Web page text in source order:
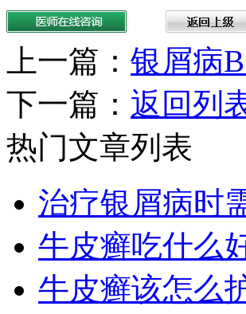
上一篇： 银屑病
下一篇： 返回列
热门文章列表
治疗银屑病时
牛皮癣吃什么
牛皮癣该怎么